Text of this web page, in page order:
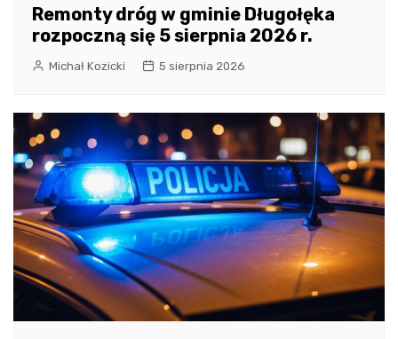
Remonty dróg w gminie Długołęka
rozpoczną się 5 sierpnia 2026 r.
Michał Kozicki 5 sierpnia 2026